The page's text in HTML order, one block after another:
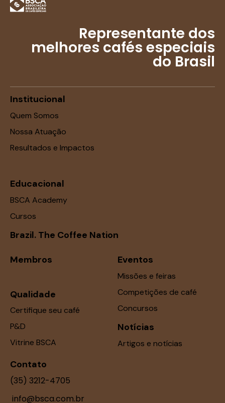
Representante dos
melhores cafés especiais
do Brasil
Institucional
Quem Somos
Nossa Atuação
Resultados e Impactos
Educacional
BSCA Academy
Cursos
Brazil. The Coffee Nation
Membros
Qualidade
Certifique seu café
P&D
Vitrine BSCA
Eventos
Missões e feiras
Competições de café
Concursos
Notícias
Artigos e notícias
Contato
(35) 3212-4705
info@bsca.com.br